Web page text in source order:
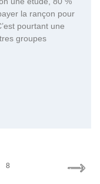
la rançon pour
pourtant une
groupes
8